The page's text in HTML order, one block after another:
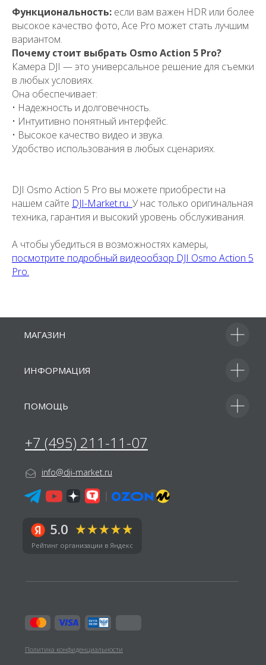
Функциональность: если вам важен HDR или более
высокое качество фото, Ace Pro может стать лучшим
вариантом.
Почему стоит выбрать Osmo Action 5 Pro?
Камера DJI — это универсальное решение для съемки
в любых условиях.
Она обеспечивает:
• Надежность и долговечность.
• Интуитивно понятный интерфейс.
• Высокое качество видео и звука.
Удобство использования в любых сценариях.
DJI Osmo Action 5 Pro вы можете приобрести на
нашем сайте DJI-Market.ru. У нас только оригинальная
техника, гарантия и высокий уровень обслуживания.
А чтобы убедиться в возможностях камеры,
посмотрите подробный видеообзор DJI Osmo Action 5
Pro.
МАГАЗИН
ИНФОРМАЦИЯ
ПОМОЩЬ
Отправить
Я принимаю условия передачи
информации